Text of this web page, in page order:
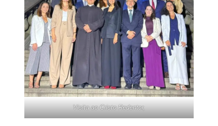
Visita ao Cristo Redentor,